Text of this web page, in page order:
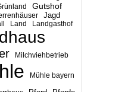
Gutshof
Jagd
Land Landgasthof
Milchviehbetrieb
Mühle bayern